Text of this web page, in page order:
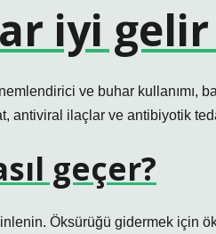
iyi
ve buhar kullanımı,
antiviral ilaçlar ve antibiyotik
geçer?
Öksürüğü gidermek için